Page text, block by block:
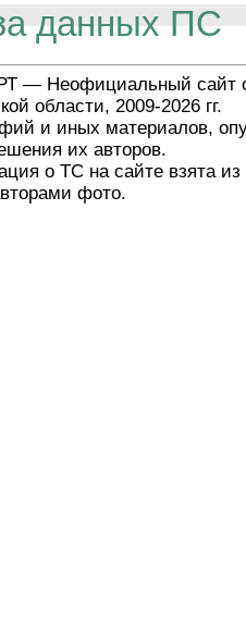
данных ПС
Неофициальный сайт
области, 2009-2026 гг.
и иных материалов,
их авторов.
о ТС на сайте взята из
фото.